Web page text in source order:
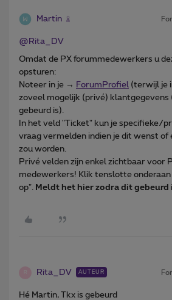
Martin
@Rita_DV
Omdat de PX forummedewerkers u
opsturen:
Noteer in je → ForumProfiel (terwijl je
zoveel mogelijk (privé) klantgegevens
gebeurd is).
In het veld "Ticket" kun je specifieke/
vraag vermelden indien je dit wenst of
zou worden.
Privé velden zijn enkel zichtbaar voor
medewerkers! Klik tenslotte onderaan
op".
Meldt het hier zodra dit gebeurd
Rita_DV AUTEUR
Hé Martin, Tkx is gebeurd